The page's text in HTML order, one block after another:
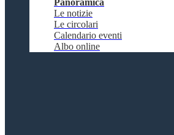
Panoramica
Le notizie
Le circolari
Calendario eventi
Albo online